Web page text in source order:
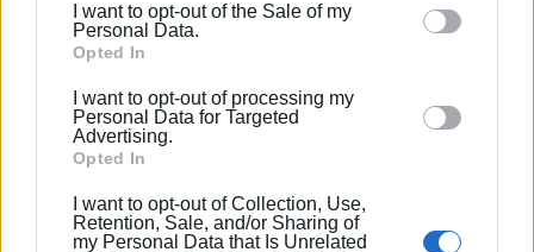
behaviour. You may click to grant or deny consent to
Google and its third-party tags to use your data for
section.
I want to opt-out of the Sale of my
Personal Data.
Opted In
I want to opt-out of processing my
Personal Data for Targeted
Advertising.
Opted In
I want to opt-out of Collection, Use,
Retention, Sale, and/or Sharing of
my Personal Data that Is Unrelated
Ακολουθήστε το enimerosi στο
Συνδρομητές στο e-paper